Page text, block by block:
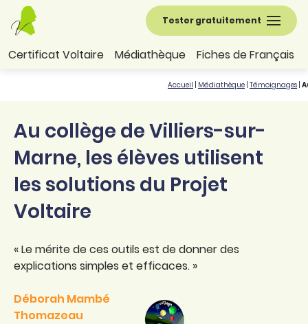
Tester gratuitement
Certificat Voltaire Médiathèque Fiches de Français
Accueil Médiathèque Témoignages
Au collège de Villiers-sur-
Marne, les élèves utilisent
les solutions du Projet
Voltaire
« Le mérite de ces outils est de donner des
explications simples et efficaces. »
Déborah Mambé
Thomazeau